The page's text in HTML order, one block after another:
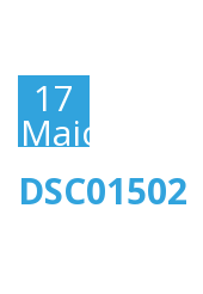
17
Maio,
2019
DSC01502